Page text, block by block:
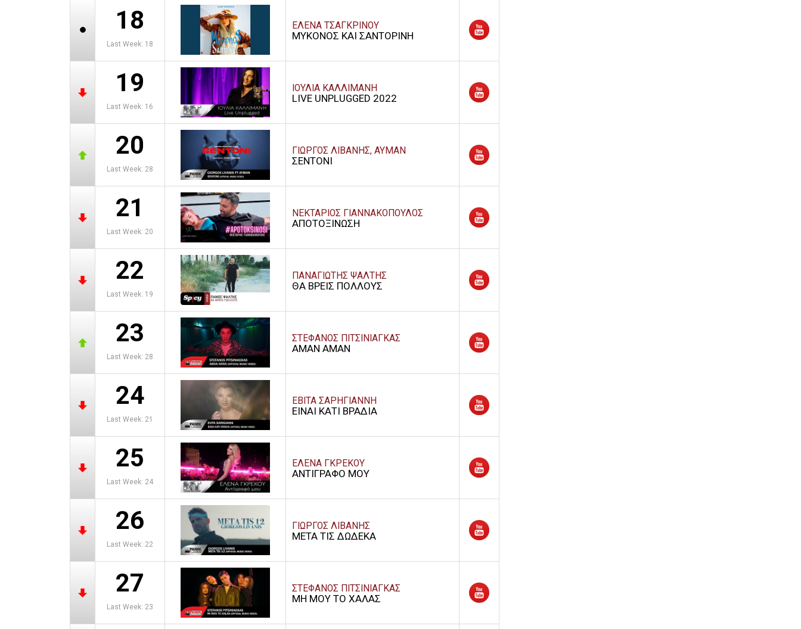
18
Last Week: 18
ΕΛΕΝΑ ΤΣΑΓΚΡΙΝΟΥ
ΜΥΚΟΝΟΣ ΚΑΙ ΣΑΝΤΟΡΙΝΗ
19
Last Week: 16
ΙΟΥΛΙΑ ΚΑΛΛΙΜΑΝΗ
LIVE UNPLUGGED 2022
20
Last Week: 28
ΓΙΩΡΓΟΣ ΛΙΒΑΝΗΣ, ΑΥΜΑΝ
ΣΕΝΤΟΝΙ
21
Last Week: 20
ΝΕΚΤΑΡΙΟΣ ΓΙΑΝΝΑΚΟΠΟΥΛΟΣ
ΑΠΟΤΟΞΙΝΩΣΗ
22
Last Week: 19
ΠΑΝΑΓΙΩΤΗΣ ΨΑΛΤΗΣ
ΘΑ ΒΡΕΙΣ ΠΟΛΛΟΥΣ
23
Last Week: 28
ΣΤΕΦΑΝΟΣ ΠΙΤΣΙΝΙΑΓΚΑΣ
ΑΜΑΝ ΑΜΑΝ
24
Last Week: 21
ΕΒΙΤΑ ΣΑΡΗΓΙΑΝΝΗ
ΕΙΝΑΙ ΚΑΤΙ ΒΡΑΔΙΑ
25
Last Week: 24
ΕΛΕΝΑ ΓΚΡΕΚΟΥ
ΑΝΤΙΓΡΑΦΟ ΜΟΥ
26
Last Week: 22
ΓΙΩΡΓΟΣ ΛΙΒΑΝΗΣ
ΜΕΤΑ ΤΙΣ ΔΩΔΕΚΑ
27
Last Week: 23
ΣΤΕΦΑΝΟΣ ΠΙΤΣΙΝΙΑΓΚΑΣ
ΜΗ ΜΟΥ ΤΟ ΧΑΛΑΣ